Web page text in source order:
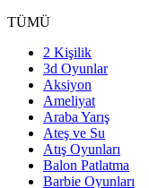
TÜMÜ
2 Kişilik
3d Oyunlar
Aksiyon
Ameliyat
Araba Yarış
Ateş ve Su
Atış Oyunları
Balon Patlatma
Barbie Oyunları